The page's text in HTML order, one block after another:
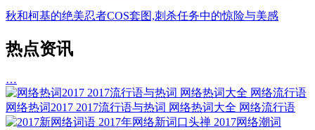
秋和柯基的绝美忍者COS套图,刺杀任务中的惊险与美感
热点资讯
…
网络热词2017 2017流行语与热词 网络热词大全 网络流行语